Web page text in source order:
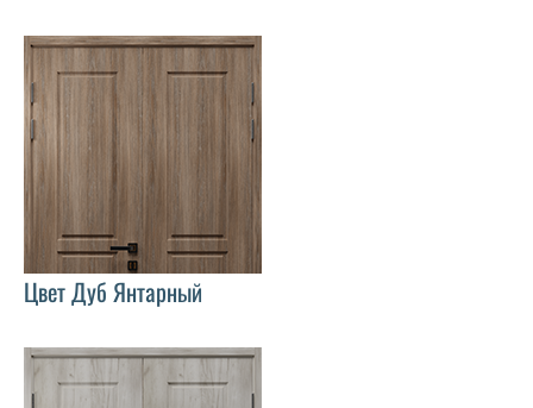
Цвет Дуб Янтарный